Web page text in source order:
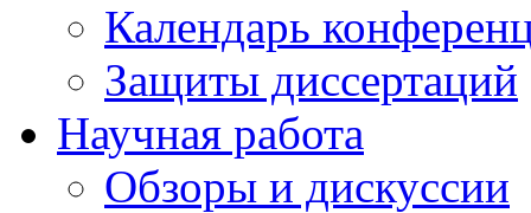
Календарь
Защиты диссертаций
Научная работа
Обзоры и дискуссии